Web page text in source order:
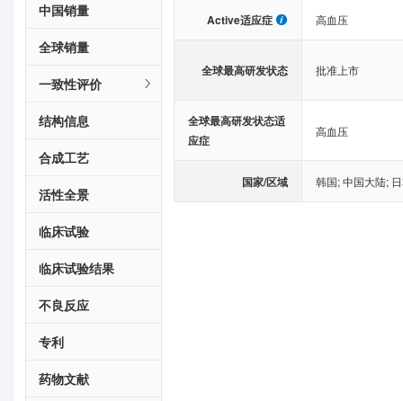
中国销量
全球销量
一致性评价
结构信息
合成工艺
活性全景
临床试验
临床试验结果
不良反应
专利
药物文献
Active适应症 高血压
全球最高研发状态 批准上市
全球最高研发状态适
应症
高血压
国家/区域 韩国;中国大陆;